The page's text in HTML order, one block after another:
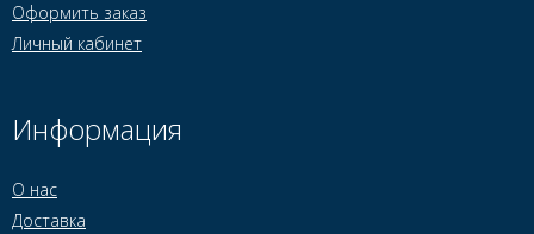
Оформить заказ
Личный кабинет
Информация
О нас
Доставка